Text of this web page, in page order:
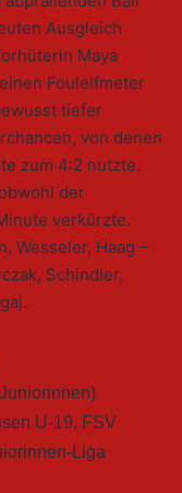
Ausgleich
Maya
Foulelfmeter
tiefer
von denen
zum 4:2 nutzte.
der
verkürzte.
Wesseler, Haag –
Schindler,
U-19, FSV
Liga